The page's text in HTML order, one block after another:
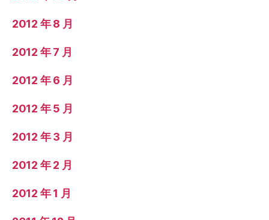
2012 年 8 月
2012 年 7 月
2012 年 6 月
2012 年 5 月
2012 年 3 月
2012 年 2 月
2012 年 1 月